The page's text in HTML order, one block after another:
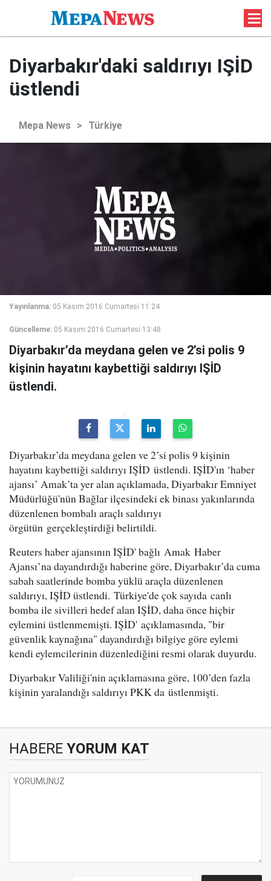
Diyarbakır'daki saldırıyı IŞİD
üstlendi
Mepa News > Türkiye
Yayınlanma: 05 Kasım 2016 Cumartesi 11:24
Güncelleme: 05 Kasım 2016 Cumartesi 13:48
Diyarbakır’da meydana gelen ve 2’si polis 9
kişinin hayatını kaybettiği saldırıyı IŞİD
üstlendi.
Diyarbakır’da meydana gelen ve 2’si polis 9 kişinin
hayatını kaybettiği saldırıyı IŞİD üstlendi. IŞİD'ın ‘haber
ajansı’ Amak’ta yer alan açıklamada, Diyarbakır Emniyet
Müdürlüğü'nün Bağlar ilçesindeki ek binası yakınlarında
düzenlenen bombalı araçlı saldırıyı
örgütün gerçekleştirdiği belirtildi.
Reuters haber ajansının IŞİD' bağlı Amak Haber
Ajansı’na dayandırdığı haberine göre, Diyarbakır’da cuma
sabah saatlerinde bomba yüklü araçla düzenlenen
saldırıyı, IŞİD üstlendi. Türkiye'de çok sayıda canlı
bomba ile sivilleri hedef alan IŞİD, daha önce hiçbir
eylemini üstlenmemişti. IŞİD' açıklamasında, "bir
güvenlik kaynağına" dayandırdığı bilgiye göre eylemi
kendi eylemcilerinin düzenlediğini resmi olarak duyurdu.
Diyarbakır Valiliği'nin açıklamasına göre, 100’den fazla
kişinin yaralandığı saldırıyı PKK da üstlenmişti.
HABERE YORUM KAT